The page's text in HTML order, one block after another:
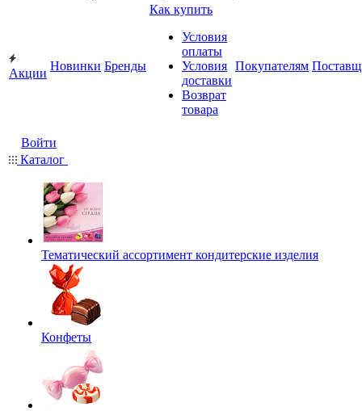
Акции
Новинки Бренды
Как купить
Условия
оплаты
Условия
доставки
Возврат
товара
Покупателям
Войти
Каталог
Тематический ассортимент кондитерские изделия
Конфеты